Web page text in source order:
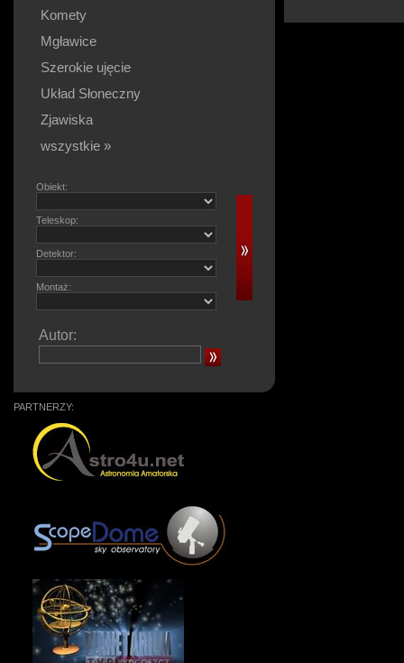
Komety
Mgławice
Szerokie ujęcie
Układ Słoneczny
Zjawiska
wszystkie »
Obiekt:
Teleskop:
Detektor:
Montaż:
Autor:
PARTNERZY: